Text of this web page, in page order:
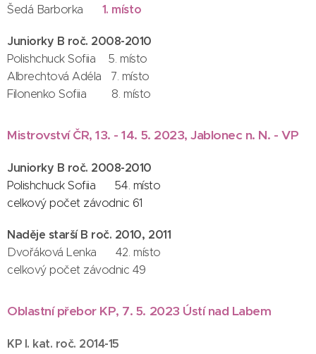
Šedá Barborka 1. místo
Juniorky B roč. 2008-2010
Polishchuck Sofiia 5. místo
Albrechtová Adéla 7. místo
Filonenko Sofiia 8. místo
Mistrovství ČR, 13. - 14. 5. 2023, Jablonec n. N. - VP
Juniorky B roč. 2008-2010
Polishchuck Sofiia 54. místo
celkový počet závodnic 61
Naděje starší B roč. 2010, 2011
Dvořáková Lenka 42. místo
celkový počet závodnic 49
Oblastní přebor KP, 7. 5. 2023 Ústí nad Labem
KP I. kat. roč. 2014-15